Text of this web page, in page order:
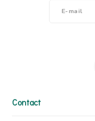
Contact